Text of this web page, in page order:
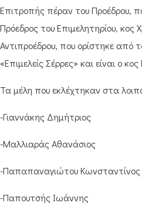
Επιτροπής πέραν του Προέδρου,
Πρόεδρος του Επιμελητηρίου, κος
Αντιπροέδρου, που ορίστηκε από
«Επιμελείς Σέρρες» και είναι ο
Τα μέλη που εκλέχτηκαν στα
-Γιαννάκης Δημήτριος
-Μαλλιαράς Αθανάσιος
-Παπαπαναγιώτου Κωνσταντίνος
-Παπουτσής Ιωάννης